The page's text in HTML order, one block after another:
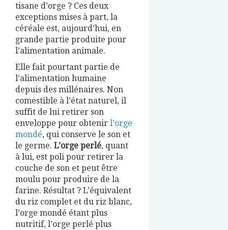
tisane d’orge ? Ces deux
exceptions mises à part, la
céréale est, aujourd’hui, en
grande partie produite pour
l’alimentation animale.
Elle fait pourtant partie de
l’alimentation humaine
depuis des millénaires. Non
comestible à l’état naturel, il
suffit de lui retirer son
enveloppe pour obtenir l’orge
mondé, qui conserve le son et
le germe. L’orge perlé, quant
à lui, est poli pour retirer la
couche de son et peut être
moulu pour produire de la
farine. Résultat ? L’équivalent
du riz complet et du riz blanc,
l’orge mondé étant plus
nutritif, l’orge perlé plus